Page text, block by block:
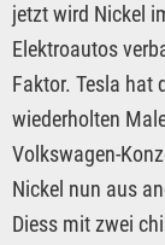
jetzt wird Nickel
Elektroautos
Faktor. Tesla hat
wiederholten
Volkswagen-
Nickel nun aus
Diess mit zwei